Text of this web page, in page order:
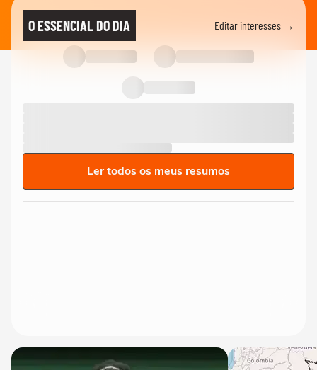
O ESSENCIAL DO DIA Editar interesses →
Ler todos os meus resumos